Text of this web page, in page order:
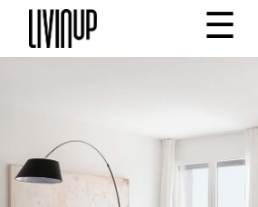
Community
Why Livinup
☰